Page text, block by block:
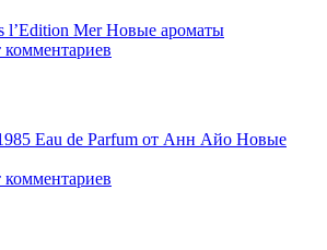
l’Edition Mer Новые ароматы
комментариев
Eau de Parfum от Анн Айо Новые
комментариев